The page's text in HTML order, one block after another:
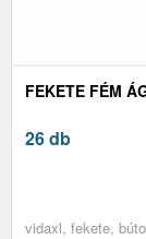
FEKETE FÉM
26 db
vidaxl, fekete,